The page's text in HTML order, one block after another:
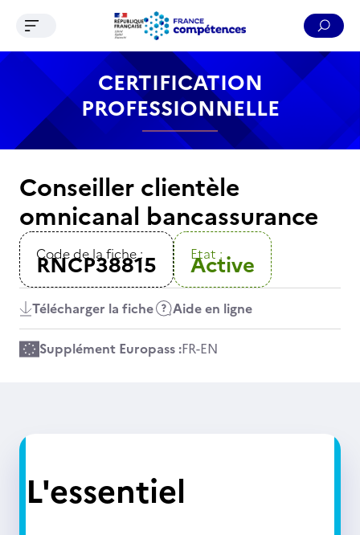
Contenu Recherche Menu Pied de page
Ouvrir le menu de navigation
CERTIFICATION
PROFESSIONNELLE
Conseiller clientèle
omnicanal bancassurance
Code de la fiche :
RNCP38815 Etat :
Active
Télécharger la fiche Aide en ligne
Supplément Europass :FR-EN
L'essentiel